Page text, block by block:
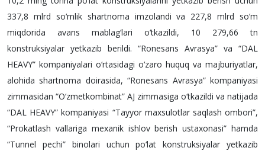
337,8 mlrd so‘mlik shartnoma imzolandi va 227,8 mlrd so‘m
miqdorida avans mablag‘lari o‘tkazildi, 10 279,66 tn
konstruksiyalar yetkazib berildi. “Ronesans Avrasya” va “DAL
HEAVY” kompaniyalari o‘rtasidagi o‘zaro huquq va majburiyatlar,
alohida shartnoma doirasida, “Ronesans Avrasya” kompaniyasi
zimmasidan “O‘zmetkombinat” AJ zimmasiga o‘tkazildi va natijada
“DAL HEAVY” kompaniyasi “Tayyor maxsulotlar saqlash ombori”,
“Prokatlash vallariga mexanik ishlov berish ustaxonasi” hamda
“Tunnel pechi” binolari uchun po‘lat konstruksiyalar yetkazib